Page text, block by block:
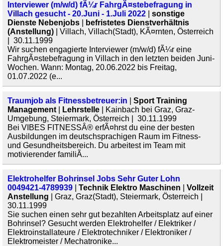
Interviewer (m/w/d) fÃ¼r FahrgÃ¤stebefragung in
Villach gesucht - 20.Juni - 1.Juli 2022
sonstige
Dienste Nebenjobs
befristetes Dienstverhältnis
(Anstellung) | Villach, Villach(Stadt), KÃ¤rnten, Österreich
| 30.11.1999
Wir suchen engagierte Interviewer (m/w/d) fÃ¼r eine
FahrgÃ¤stebefragung in Villach in den letzten beiden Juni-
Wochen. Wann: Montag, 20.06.2022 bis Freitag,
01.07.2022 (e...
Traumjob als Fitnessbetreuer:in
Sport Training
Management
Lehrstelle | Kainbach bei Graz, Graz-
Umgebung, Steiermark, Österreich | 30.11.1999
Bei VIBES FITNESSÂ® erfÃ¤hrst du eine der besten
Ausbildungen im deutschsprachigen Raum im Fitness-
und Gesundheitsbereich. Du arbeitest im Team mit
motivierender familiÃ...
Elektrohelfer Bohrinsel Jobs Sehr Guter Lohn
0049421-4789939
Technik Elektro Maschinen
Vollzeit
Anstellung | Graz, Graz(Stadt), Steiermark, Österreich |
30.11.1999
Sie suchen einen sehr gut bezahlten Arbeitsplatz auf einer
Bohrinsel? Gesucht werden Elektrohelfer / Elektriker /
Elektroinstallateure / Elektrotechniker / Elektroniker /
Elektromeister / Mechatronike...